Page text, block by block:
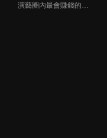
演藝圈內最會賺錢的侯昌明，以親身經歷教你理財；採訪經歷豐沛的黃文華，把所見所聞通通報你哉。不論是理財知識、兩性問題、生活資訊，完全貼近市井小民的所需所求，保證讓你生活過更好！